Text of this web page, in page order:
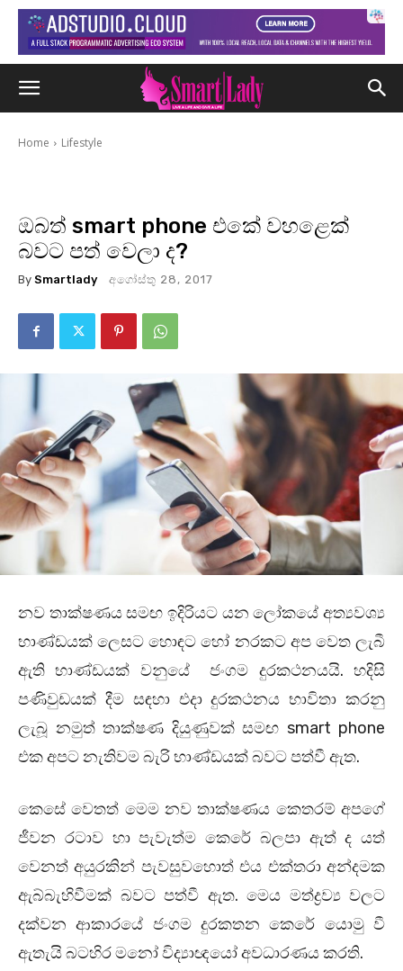
Home Lifestyle
ඔබත් smart phone එකේ වහළෙක්
බවට පත් වෙලා ද?
By Smartlady අගෝස්තු 28, 2017
නව තාක්ෂණය සමඟ ඉදිරියට යන ලෝකයේ අත්‍යවශ්‍ය
භාණ්ඩයක් ලෙසට හොඳට හෝ නරකට අප වෙත ලැබී
ඇති භාණ්ඩයක් වනුයේ ජංගම දුරකථනයයි.‍ හදිසි
පණිවුඩයක් දීම සඳහා එදා දුරකථනය භාවිතා කරනු
ලැබූ නමුත් තාක්ෂණ දියුණුවක් සමඟ smart phone
එක අපට නැතිවම බැරි භාණ්ඩයක් බවට පත්වී ඇත.
කෙසේ වෙතත් මෙම නව තාක්ෂණය කෙතරම් අපගේ
ජීවන රටාව හා පැවැත්ම කෙරේ බලපා ඇත් ද යත්
වෙනත් අයුරකින් පැවසුවහොත් එය එක්තරා අන්දමක
ඇබ්බැහිවීමක් බවට පත්වී ඇත. මෙය මත්ද්‍රව්‍ය වලට
දක්වන ආකාරයේ ජංගම දුරකතන කෙරේ යොමු වී
ඇතැයි බටහිර මනෝ විද්‍යාඥයෝ අවධාරණය කරති.